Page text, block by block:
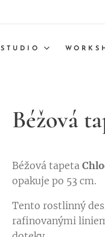
STUDIO
Béžová
Béžová tapeta
opakuje po 53 cm.
Tento rostlinný
rafinovanými